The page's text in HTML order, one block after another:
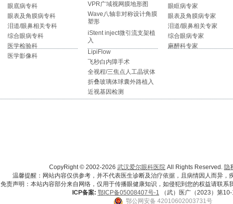
眼底病专科
眼表及角膜病专科
泪道/眼鼻相关专科
综合眼病专科
医学检验科
医学影像科
VPR广域视网膜地形图
Wave八轴非对称设计角膜
塑形
iStent inject微引流支架植
入
LipiFlow
飞秒白内障手术
全视程/三焦点人工晶状体
折叠玻璃体球囊外路植入
近视基因检测
眼眶病专家
眼表及角膜病专家
泪道/眼鼻相关专家
综合眼病专家
麻醉科专家
CopyRight © 2002-2026 武汉爱尔眼科医院 All Rights Reserved. 隐
温馨提醒：网站内容仅供参考，并不代表医生诊断及治疗依据，且病情因人而异，
免责声明：本站内容部分来自网络，仅用于传播眼健康知识，如侵犯到您的权益请联系
ICP备案: 鄂ICP备05008407号-1 （武）医广（2023）第
鄂公网安备 42010602003731号